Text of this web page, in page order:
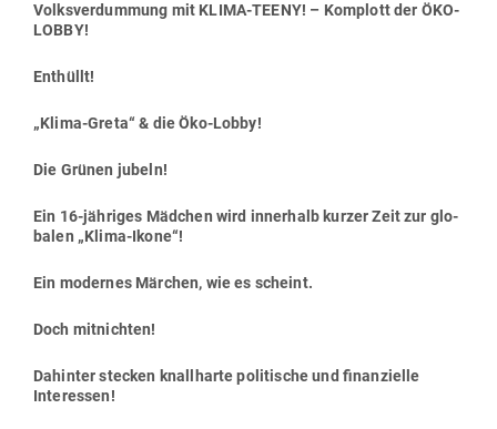
Volks­ver­dummung mit KLIMA-TEENY! – Kom­plott der ÖKO-
LOBBY!
Ent­hüllt!
„Klima-Greta“ & die Öko-Lobby!
Die Grünen jubeln!
Ein 16-jäh­riges Mädchen wird innerhalb kurzer Zeit zur glo­
balen „Klima-Ikone“!
Ein modernes Märchen, wie es scheint.
Doch mit­nichten!
Dahinter stecken knall­harte poli­tische und finan­zielle
Interessen!